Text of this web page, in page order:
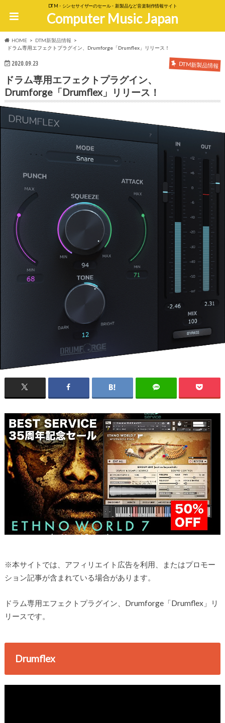
DTM・シンセサイザーのセール・新製品など音楽制作情報サイト
Computer Music Japan
HOME
DTM新製品情報
ドラム専用エフェクトプラグイン、Drumforge「Drumflex」リリース！
2020.09.23 DTM新製品情報
ドラム専用エフェクトプラグイン、
Drumforge「Drumflex」リリース！
※本サイトでは、アフィリエイト広告を利用、またはプロモー
ション記事が含まれている場合があります。
ドラム専用エフェクトプラグイン、Drumforge「Drumflex」リ
リースです。
Drumflex